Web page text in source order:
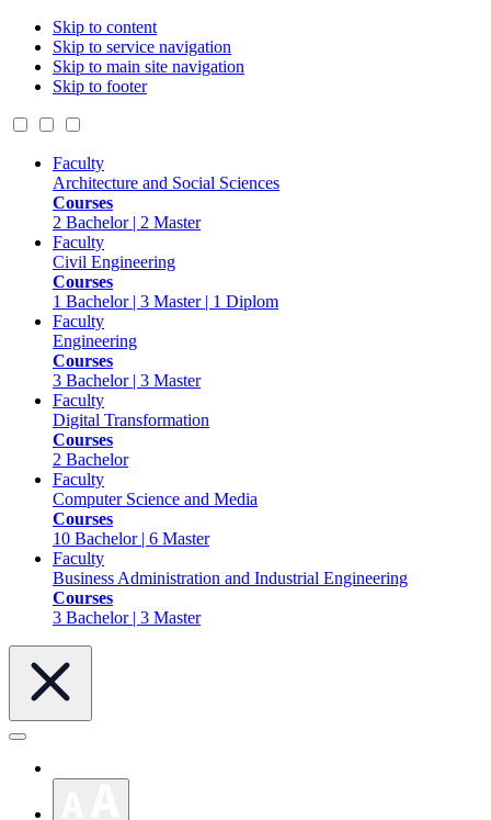
Skip to content
Skip to service navigation
Skip to main site navigation
Skip to footer
Faculty
Architecture and Social Sciences
Courses
2 Bachelor | 2 Master
Faculty
Civil Engineering
Courses
1 Bachelor | 3 Master | 1 Diplom
Faculty
Engineering
Courses
3 Bachelor | 3 Master
Faculty
Digital Transformation
Courses
2 Bachelor
Faculty
Computer Science and Media
Courses
10 Bachelor | 6 Master
Faculty
Business Administration and Industrial Engineering
Courses
3 Bachelor | 3 Master